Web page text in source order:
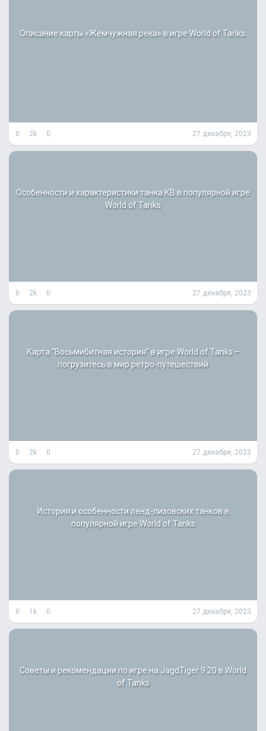
Описание карты «Жемчужная река» в игре World of Tanks.
0 2k 0 27 декабря, 2023
Особенности и характеристики танка КВ в популярной игре
World of Tanks
0 2k 0 27 декабря, 2023
Карта “Восьмибитная история” в игре World of Tanks –
погрузитесь в мир ретро-путешествий
0 2k 0 27 декабря, 2023
История и особенности ленд-лизовских танков в
популярной игре World of Tanks
0 1k 0 27 декабря, 2023
Советы и рекомендации по игре на JagdTiger 9.20 в World
of Tanks